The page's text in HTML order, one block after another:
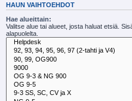
HAUN VAIHTOEHDOT
Hae alueittain:
Valitse alue tai alueet, josta haluat etsiä.
alapuolelta.